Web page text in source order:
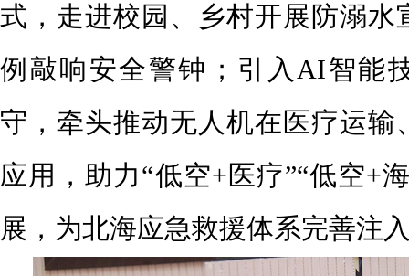
式，走进校园、乡村开展防溺水
例敲响安全警钟；引入AI智能
守，牵头推动无人机在医疗运输
应用，助力“低空+医疗”“低空+
展，为北海应急救援体系完善注